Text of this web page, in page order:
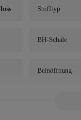
Stofftyp
BH-Schale
Beinöffnung